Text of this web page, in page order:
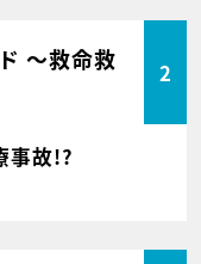
～救命救
2
事故!?